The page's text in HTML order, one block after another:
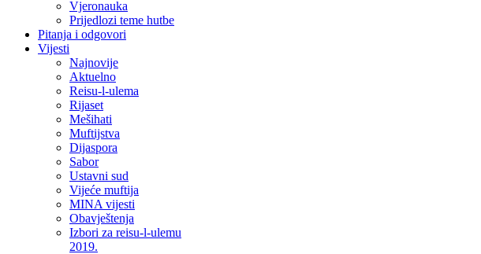
Vjeronauka
Prijedlozi teme hutbe
Pitanja i odgovori
Vijesti
Najnovije
Aktuelno
Reisu-l-ulema
Rijaset
Mešihati
Muftijstva
Dijaspora
Sabor
Ustavni sud
Vijeće muftija
MINA vijesti
Obavještenja
Izbori za reisu-l-ulemu
2019.